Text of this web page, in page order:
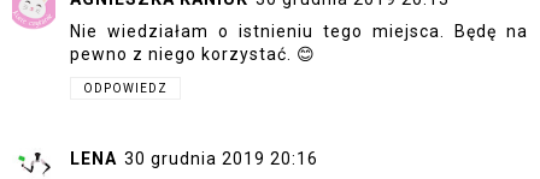
Nie wiedziałam o istnieniu tego miejsca. Będę na
pewno z niego korzystać. 😊
ODPOWIEDZ
LENA 30 grudnia 2019 20:16